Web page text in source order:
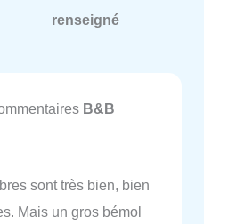
renseigné
B&B
sont très bien, bien
Mais un gros bémol